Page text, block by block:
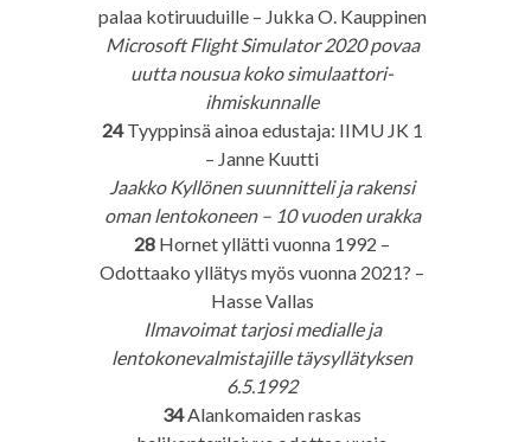
palaa kotiruuduille – Jukka O. Kauppinen
Microsoft Flight Simulator 2020 povaa
uutta nousua koko simulaattori-
ihmiskunnalle
24Tyyppinsä ainoa edustaja: IIMU JK 1
– Janne Kuutti
Jaakko Kyllönen suunnitteli ja rakensi
oman lentokoneen – 10 vuoden urakka
28 Hornet yllätti vuonna 1992 –
Odottaako yllätys myös vuonna 2021? –
Hasse Vallas
Ilmavoimat tarjosi medialle ja
lentokonevalmistajille täysyllätyksen
6.5.1992
34Alankomaiden raskas